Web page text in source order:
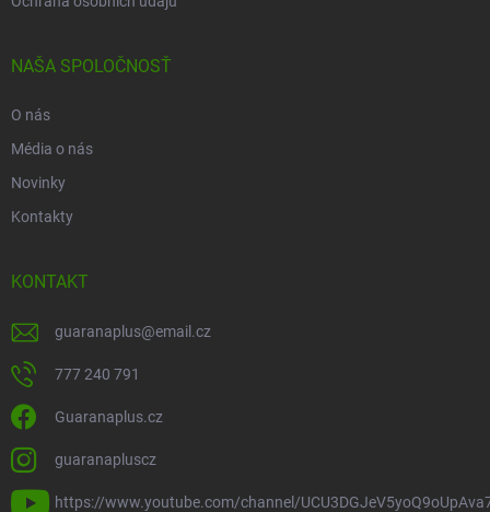
NAŠA SPOLOČNOSŤ
O nás
Média o nás
Novinky
Kontakty
KONTAKT
guaranaplus@email.cz
777 240 791
Guaranaplus.cz
guaranapluscz
https://www.youtube.com/channel/